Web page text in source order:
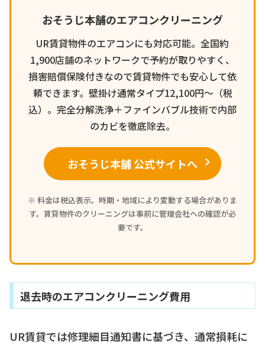
おそうじ本舗のエアコンクリーニング
UR賃貸物件のエアコンにも対応可能。全国約
1,900店舗のネットワークで予約が取りやすく、
損害賠償保険付きなので賃貸物件でも安心して依
頼できます。壁掛け通常タイプ12,100円〜（税
込）。完全分解洗浄＋ファインバブル技術で内部
のカビを徹底除去。
おそうじ本舗 公式サイトへ
※ 料金は税込表示。時期・地域により変動する場合がありま
す。賃貸物件のクリーニングは事前に管理会社への確認が必
要です。
退去時のエアコンクリーニング費用
UR賃貸では修理細目通知書に基づき、通常損耗に